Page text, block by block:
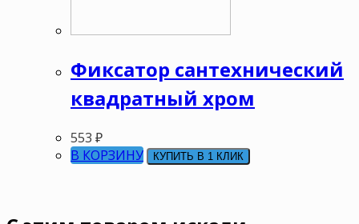
Фиксатор сантехнический
квадратный хром
553 ₽
В КОРЗИНУ
КУПИТЬ В 1 КЛИК